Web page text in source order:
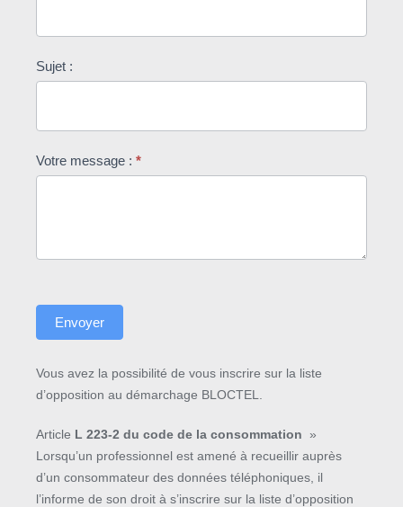
Sujet :
Votre message : *
Envoyer
Vous avez la possibilité de vous inscrire sur la liste
d’opposition au démarchage BLOCTEL.
Article L 223-2 du code de la consommation »
Lorsqu’un professionnel est amené à recueillir auprès
d’un consommateur des données téléphoniques, il
l’informe de son droit à s’inscrire sur la liste d’opposition